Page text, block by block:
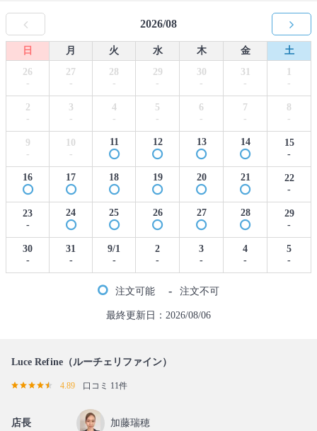
2026/08
日 月 火 水 木 金
土
26
-
27
-
28
-
29
-
30
-
31
-
1
-
2
-
3
-
4
-
5
-
6
-
7
-
8
-
9
-
10
-
11 12 13 14
15
-
16 17 18 19 20 21
22
-
23
-
24 25 26 27 28
29
-
30
-
31
-
9/1
-
2
-
3
-
4
-
5
-
注文可能 - 注文不可
最終更新日：2026/08/06
Luce Refine（ルーチェリファイン）
4.89 口コミ 11件
店長 加藤瑞穂